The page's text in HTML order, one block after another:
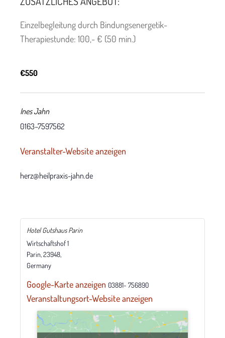
Einzelbegleitung durch Bindungsenergetik-
Therapiestunde: 100,- € (50 min.)
€550
Ines Jahn
0163–7597562
Veranstalter-Website anzeigen
herz@heilpraxis-jahn.de
Hotel Gutshaus Parin
Wirtschaftshof 1
Parin, 23948,
Germany
Google-Karte anzeigen 03881- 756890
Veranstaltungsort-Website anzeigen